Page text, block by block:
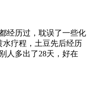
经历过，耽误了一些化
疗程，土豆先后经历
人多出了28天，好在